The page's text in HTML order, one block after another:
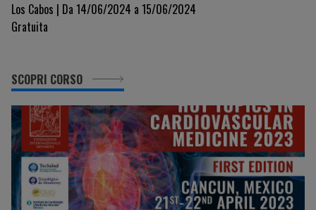
Los Cabos | Da 14/06/2024 a 15/06/2024
Gratuita
SCOPRI CORSO